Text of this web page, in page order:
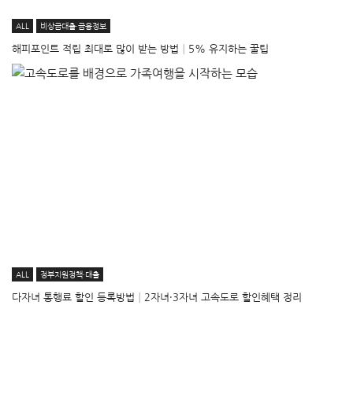
ALL 비상금대출·금융정보
해피포인트 적립 최대로 많이 받는 방법│5% 유지하는 꿀팁
ALL 정부지원정책·대출
다자녀 통행료 할인 등록방법│2자녀·3자녀 고속도로 할인혜택 정리